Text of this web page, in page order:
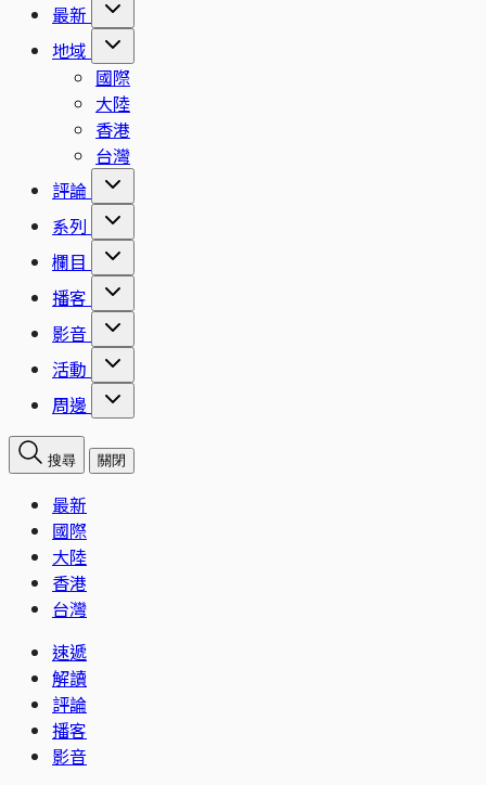
最新
地域
國際
大陸
香港
台灣
評論
系列
欄目
播客
影音
活動
周邊
搜尋 關閉
最新
國際
大陸
香港
台灣
速遞
解讀
評論
播客
影音